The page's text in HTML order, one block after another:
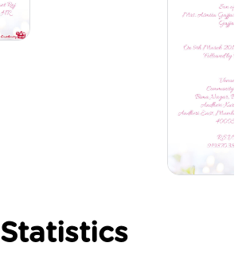
Statistics